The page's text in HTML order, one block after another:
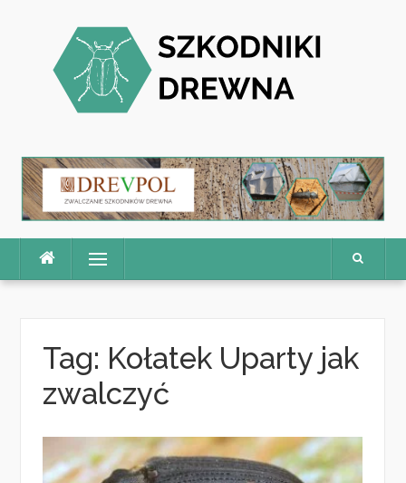
Menu
Tag: Kołatek Uparty jak
zwalczyć